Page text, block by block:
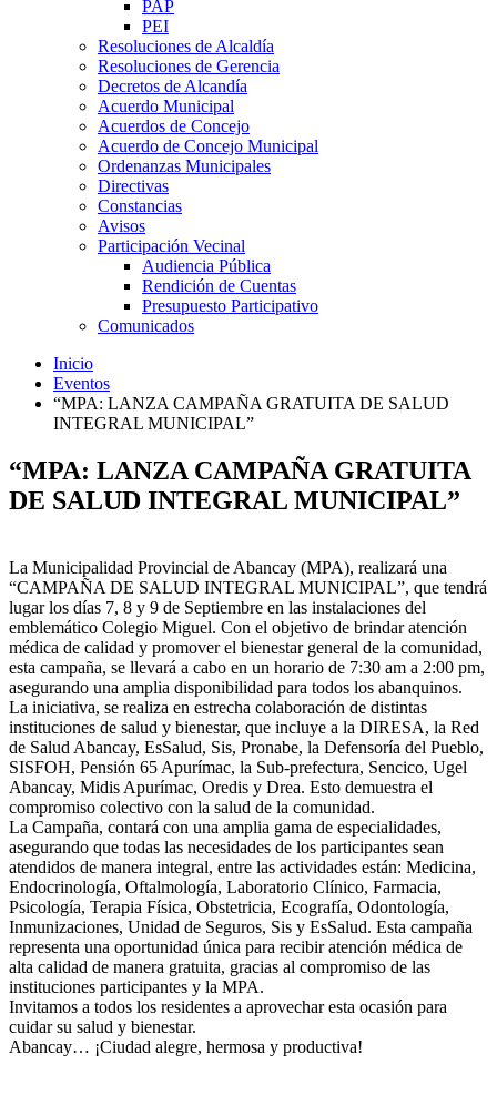
PAP
PEI
Resoluciones de Alcaldía
Resoluciones de Gerencia
Decretos de Alcandía
Acuerdo Municipal
Acuerdos de Concejo
Acuerdo de Concejo Municipal
Ordenanzas Municipales
Directivas
Constancias
Avisos
Participación Vecinal
Audiencia Pública
Rendición de Cuentas
Presupuesto Participativo
Comunicados
Inicio
Eventos
“MPA: LANZA CAMPAÑA GRATUITA DE SALUD
INTEGRAL MUNICIPAL”
“MPA: LANZA CAMPAÑA GRATUITA
DE SALUD INTEGRAL MUNICIPAL”
La Municipalidad Provincial de Abancay (MPA), realizará una
“CAMPAÑA DE SALUD INTEGRAL MUNICIPAL”, que tendrá
lugar los días 7, 8 y 9 de Septiembre en las instalaciones del
emblemático Colegio Miguel. Con el objetivo de brindar atención
médica de calidad y promover el bienestar general de la comunidad,
esta campaña, se llevará a cabo en un horario de 7:30 am a 2:00 pm,
asegurando una amplia disponibilidad para todos los abanquinos.
La iniciativa, se realiza en estrecha colaboración de distintas
instituciones de salud y bienestar, que incluye a la DIRESA, la Red
de Salud Abancay, EsSalud, Sis, Pronabe, la Defensoría del Pueblo,
SISFOH, Pensión 65 Apurímac, la Sub-prefectura, Sencico, Ugel
Abancay, Midis Apurímac, Oredis y Drea. Esto demuestra el
compromiso colectivo con la salud de la comunidad.
La Campaña, contará con una amplia gama de especialidades,
asegurando que todas las necesidades de los participantes sean
atendidos de manera integral, entre las actividades están: Medicina,
Endocrinología, Oftalmología, Laboratorio Clínico, Farmacia,
Psicología, Terapia Física, Obstetricia, Ecografía, Odontología,
Inmunizaciones, Unidad de Seguros, Sis y EsSalud. Esta campaña
representa una oportunidad única para recibir atención médica de
alta calidad de manera gratuita, gracias al compromiso de las
instituciones participantes y la MPA.
Invitamos a todos los residentes a aprovechar esta ocasión para
cuidar su salud y bienestar.
Abancay… ¡Ciudad alegre, hermosa y productiva!